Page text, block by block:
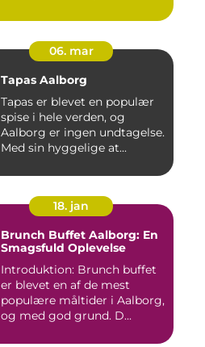
06. mar
Tapas Aalborg
Tapas er blevet en populær
spise i hele verden, og
Aalborg er ingen undtagelse.
Med sin hyggelige at...
18. jan
Brunch Buffet Aalborg: En
Smagsfuld Oplevelse
Introduktion: Brunch buffet
er blevet en af de mest
populære måltider i Aalborg,
og med god grund. D...